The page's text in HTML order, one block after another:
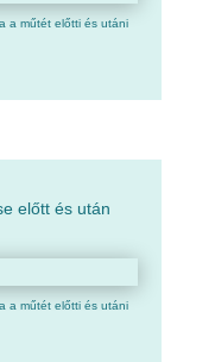
a műtét előtti és utáni
előtt és után
a műtét előtti és utáni